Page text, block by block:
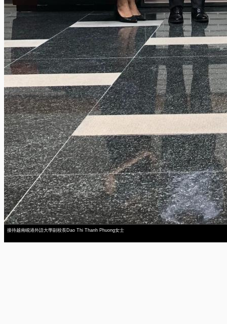
接待越南峴港外語大學副校長Dao Thi Thanh Phuong女士